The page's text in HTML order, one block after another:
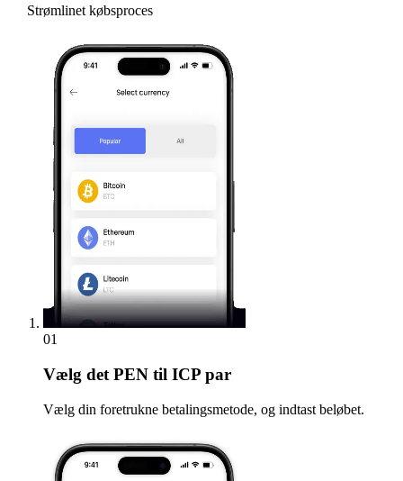
Strømlinet købsproces
01
Vælg det PEN til ICP par
Vælg din foretrukne betalingsmetode, og indtast beløbet.